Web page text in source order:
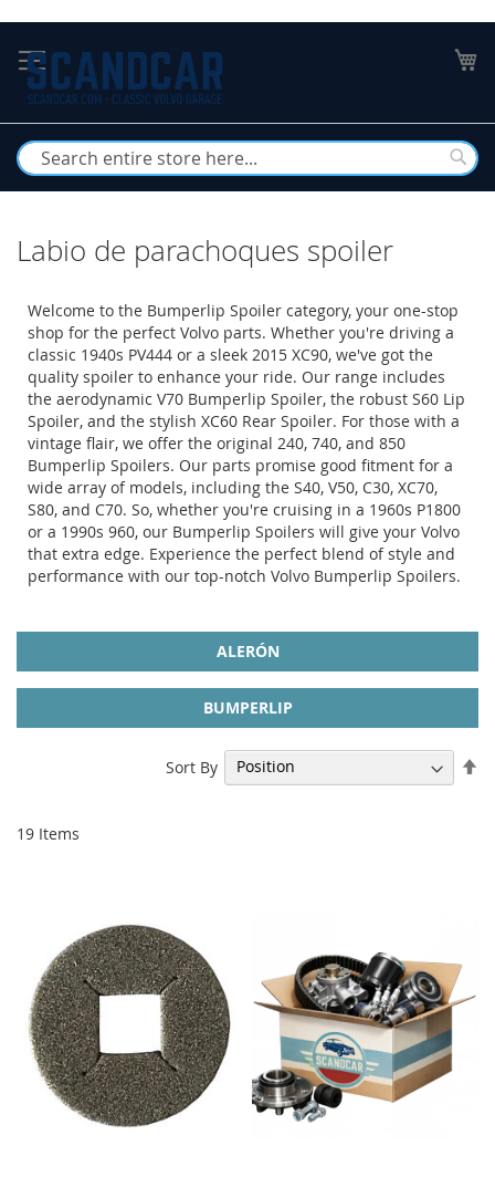
to
Content
Labio de parachoques spoiler
Welcome to the Bumperlip Spoiler category, your one-stop
shop for the perfect Volvo parts. Whether you're driving a
classic 1940s PV444 or a sleek 2015 XC90, we've got the
quality spoiler to enhance your ride. Our range includes
the aerodynamic V70 Bumperlip Spoiler, the robust S60 Lip
Spoiler, and the stylish XC60 Rear Spoiler. For those with a
vintage flair, we offer the original 240, 740, and 850
Bumperlip Spoilers. Our parts promise good fitment for a
wide array of models, including the S40, V50, C30, XC70,
S80, and C70. So, whether you're cruising in a 1960s P1800
or a 1990s 960, our Bumperlip Spoilers will give your Volvo
that extra edge. Experience the perfect blend of style and
performance with our top-notch Volvo Bumperlip Spoilers.
ALERÓN
BUMPERLIP
19 Items
Sort By